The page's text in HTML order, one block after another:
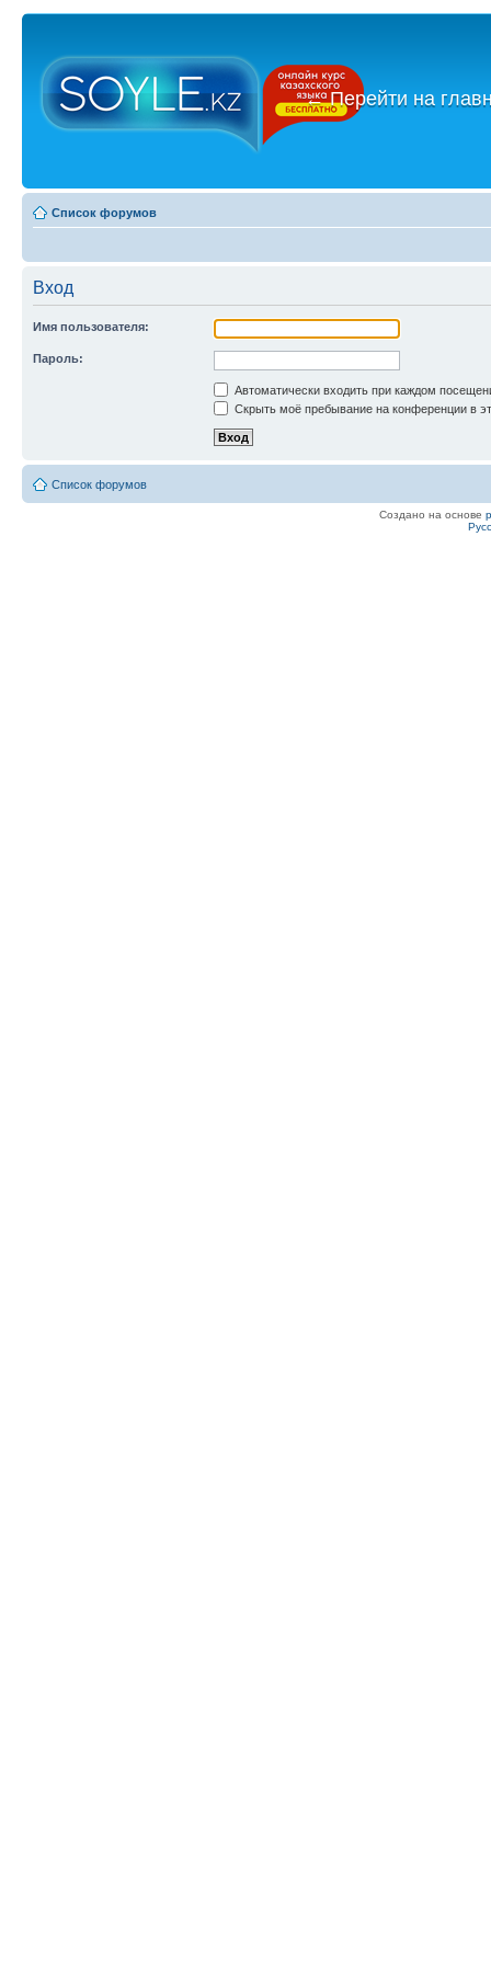
←Перейти на
Список форумов
Вход
Имя пользователя:
Пароль:
Автоматически входить при каждом
Скрыть моё пребывание на конференции в
Список форумов
Создано на основе